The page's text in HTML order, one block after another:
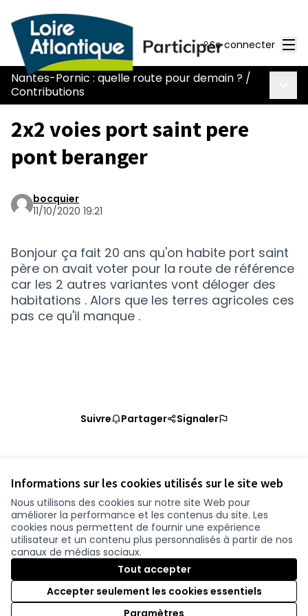
Informations sur les cookies utilisés sur le site web
Nous utilisons des cookies sur notre site Web pour
améliorer la performance et les contenus du site. Les
cookies nous permettent de fournir une expérience
utilisateur et un contenu plus personnalisés à partir de nos
canaux de médias sociaux.
Tout accepter
Accepter seulement les cookies essentiels
Paramètres
Se connecter
Nantes-Pornic : quelle route pour demain ? /
Contributions
2x2 voies port saint pere
pont beranger
bocquier
11/10/2020 19:21
Bonjour ça fait 20 ans qu'on habite port saint
père on avait voter pour la route de référence
car les 2 autres variantes vont déloger des
habitations . Alors que les terres agricoles ces
pas ce qu'il manque .
Suivre Partager Signaler
Vérifiez l'empreinte numérique
Conditions d'utilisation
Paramètres des cookies
participer.loire-atlantique.fr sur Facebook
(Nouvelle fenêtre)
participer.loire-atlantique.fr sur Instagram
(Nouvelle fenêtre)
participer.loire-atlantique.fr sur YouTube
(Nouvelle fenêtre)
Licence
(Nouvelle